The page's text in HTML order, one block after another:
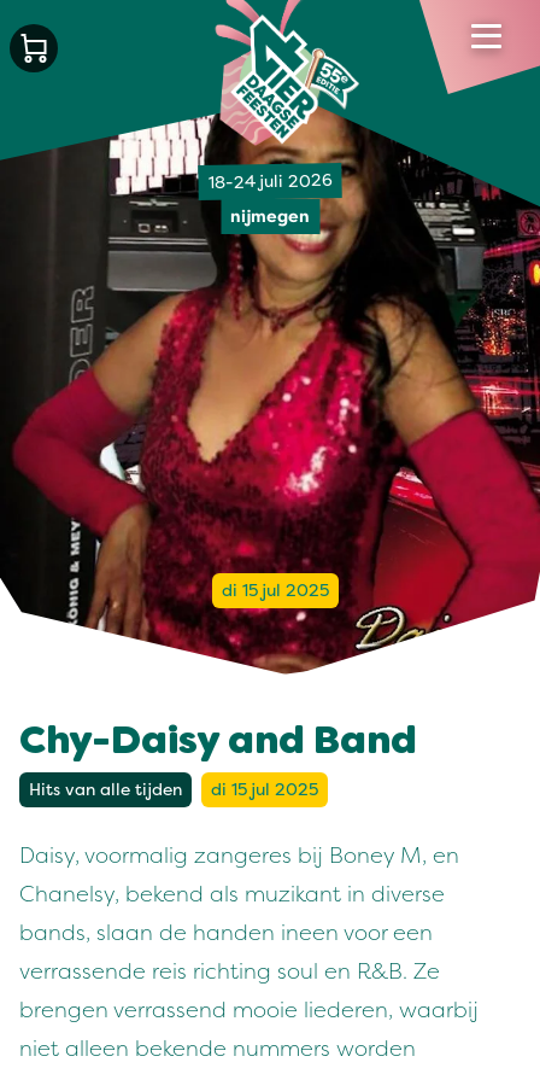
18-24 juli 2026
nijmegen
di 15 jul 2025
Chy-Daisy and Band
Hits van alle tijden di 15 jul 2025
Daisy, voormalig zangeres bij Boney M, en
Chanelsy, bekend als muzikant in diverse
bands, slaan de handen ineen voor een
verrassende reis richting soul en R&B. Ze
brengen verrassend mooie liederen, waarbij
niet alleen bekende nummers worden